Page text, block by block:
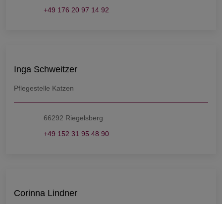
+49 176 20 97 14 92
Inga Schweitzer
Pflegestelle Katzen
66292 Riegelsberg
+49 152 31 95 48 90
Corinna Lindner